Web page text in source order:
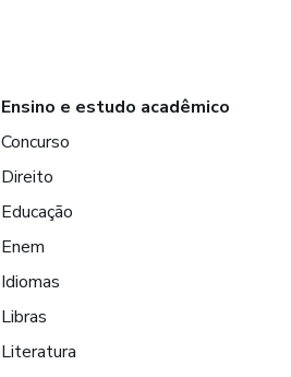
Ensino e estudo acadêmico
Concurso
Direito
Educação
Enem
Idiomas
Libras
Literatura